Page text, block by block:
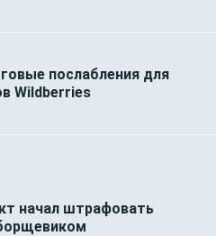
послабления для
Wildberries
начал штрафовать